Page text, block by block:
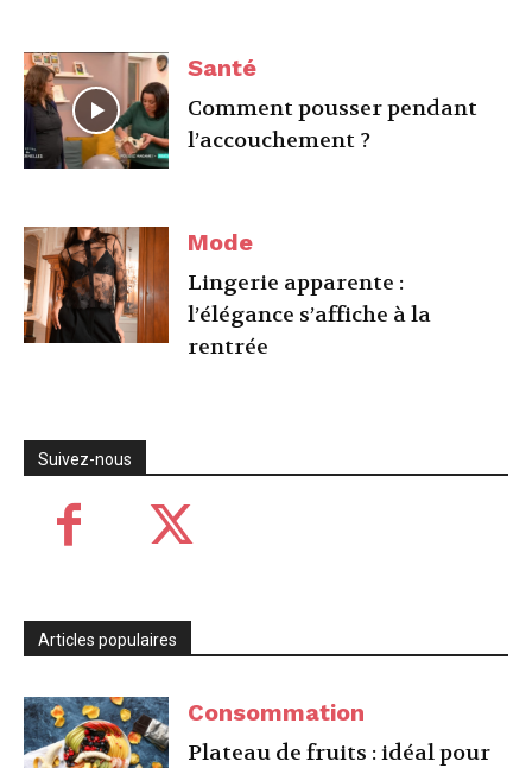
Santé
Comment pousser pendant
l’accouchement ?
Mode
Lingerie apparente :
l’élégance s’affiche à la
rentrée
Suivez-nous
Articles populaires
Consommation
Plateau de fruits : idéal pour